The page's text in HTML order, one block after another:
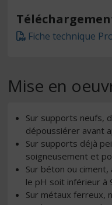
Fiche technique
Mise en
Sur supports neufs,
dépoussiérer avant
Sur supports déjà
soigneusement et
Sur béton ou
le pH soit inférieur à
Sur métaux ferreux,